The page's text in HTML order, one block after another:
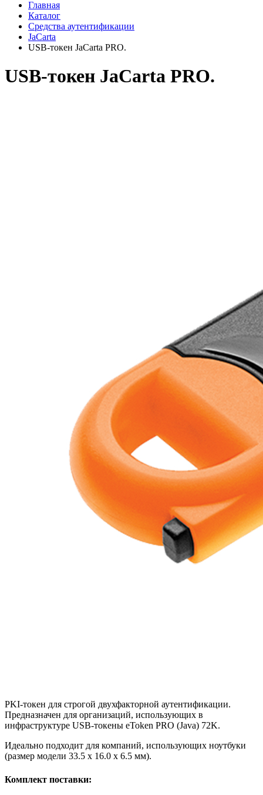
Главная
Каталог
Средства аутентификации
JaCarta
USB-токен JaCarta PRO.
USB-токен JaCarta PRO.
PKI-токен для строгой двухфакторной аутентификации.
Предназначен для организаций, использующих в
инфраструктуре USB-токены eToken PRO (Java) 72K.
Идеально подходит для компаний, использующих ноутбуки
(размер модели 33.5 x 16.0 x 6.5 мм).
Комплект поставки: